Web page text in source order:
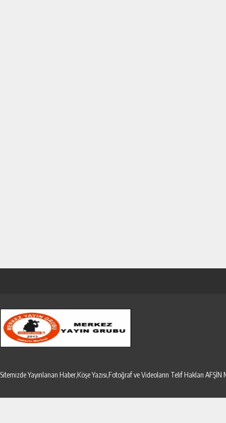
Sitemizde Yayınlanan Haber,Köşe Yazısı,Fotoğraf ve Videoların Telif Hakları